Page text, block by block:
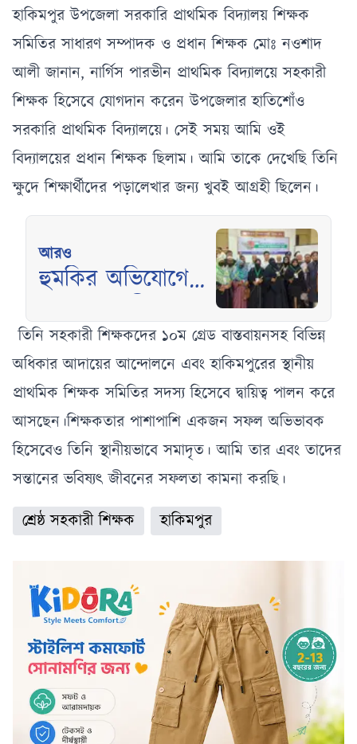
হাকিমপুর উপজেলা সরকারি প্রাথমিক বিদ্যালয় শিক্ষক
সমিতির সাধারণ সম্পাদক ও প্রধান শিক্ষক মোঃ নওশাদ
আলী জানান, নার্গিস পারভীন প্রাথমিক বিদ্যালয়ে সহকারী
শিক্ষক হিসেবে যোগদান করেন উপজেলার হাতিশোঁও
সরকারি প্রাথমিক বিদ্যালয়ে। সেই সময় আমি ওই
বিদ্যালয়ের প্রধান শিক্ষক ছিলাম। আমি তাকে দেখেছি তিনি
ক্ষুদে শিক্ষার্থীদের পড়ালেখার জন্য খুবই আগ্রহী ছিলেন।
আরও
হুমকির অভিযোগে
কাটাচ্ছেন জুলাই
শহীদ পরিবারের
সদস্যরা
তিনি সহকারী শিক্ষকদের ১০ম গ্রেড বাস্তবায়নসহ বিভিন্ন
অধিকার আদায়ের আন্দোলনে এবং হাকিমপুরের স্থানীয়
প্রাথমিক শিক্ষক সমিতির সদস্য হিসেবে দ্বায়িত্ব পালন করে
আসছেন।শিক্ষকতার পাশাপাশি একজন সফল অভিভাবক
হিসেবেও তিনি স্থানীয়ভাবে সমাদৃত। আমি তার এবং তাদের
সন্তানের ভবিষ্যৎ জীবনের সফলতা কামনা করছি।
শ্রেষ্ঠ সহকারী শিক্ষক
হাকিমপুর